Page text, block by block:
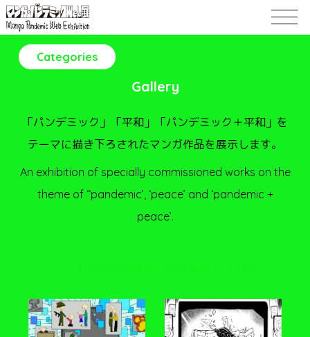
Categories
Gallery
「パンデミック」「平和」「パンデミック＋平和」を
テーマに描き下ろされたマンガ作品を展示します。
An exhibition of specially commissioned works on the
theme of ‘‘pandemic’, ‘peace’ and ‘pandemic +
peace’.